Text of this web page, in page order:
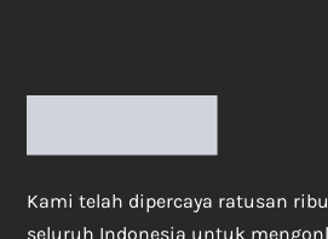
Kami telah dipercaya ratusan
seluruh Indonesia untuk